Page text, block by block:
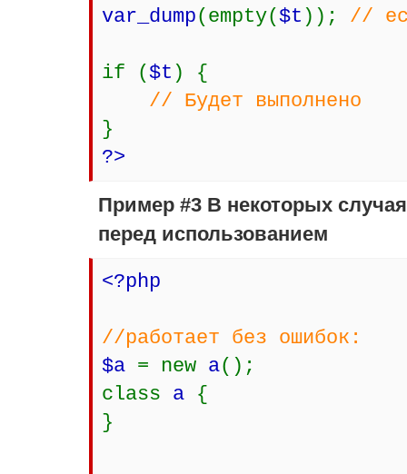
var_dump(empty($t )); //
if ($t ) {
// Будет выполнено
}
?>
Пример #3 В некоторых
перед использованием
<?php
//работает без ошибок:
$a = new a();
class a {
}